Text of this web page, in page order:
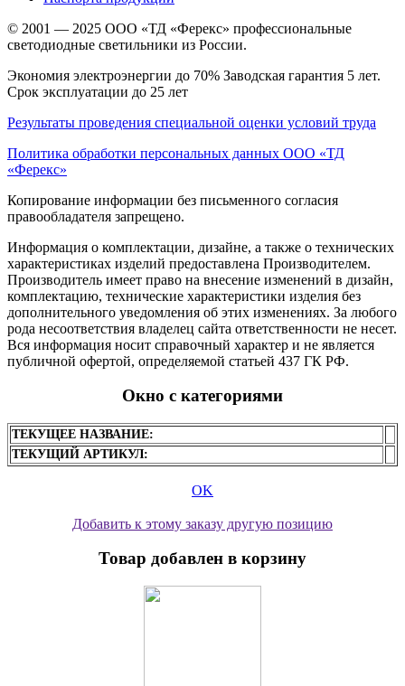
© 2001 — 2025 ООО «ТД «Ферекс» профессиональные
светодиодные светильники из России.
Экономия электроэнергии до 70% Заводская гарантия 5 лет.
Срок эксплуатации до 25 лет
Результаты проведения специальной оценки условий труда
Политика обработки персональных данных ООО «ТД
«Ферекс»
Копирование информации без письменного согласия
правообладателя запрещено.
Информация о комплектации, дизайне, а также о технических
характеристиках изделий предоставлена Производителем.
Производитель имеет право на внесение изменений в дизайн,
комплектацию, технические характеристики изделия без
дополнительного уведомления об этих изменениях. За любого
рода несоответствия владелец сайта ответственности не несет.
Вся информация носит справочный характер и не является
публичной офертой, определяемой статьей 437 ГК РФ.
Окно с категориями
ТЕКУЩЕЕ НАЗВАНИЕ:
ТЕКУЩИЙ АРТИКУЛ:
OK
Добавить к этому заказу другую позицию
Товар добавлен в корзину